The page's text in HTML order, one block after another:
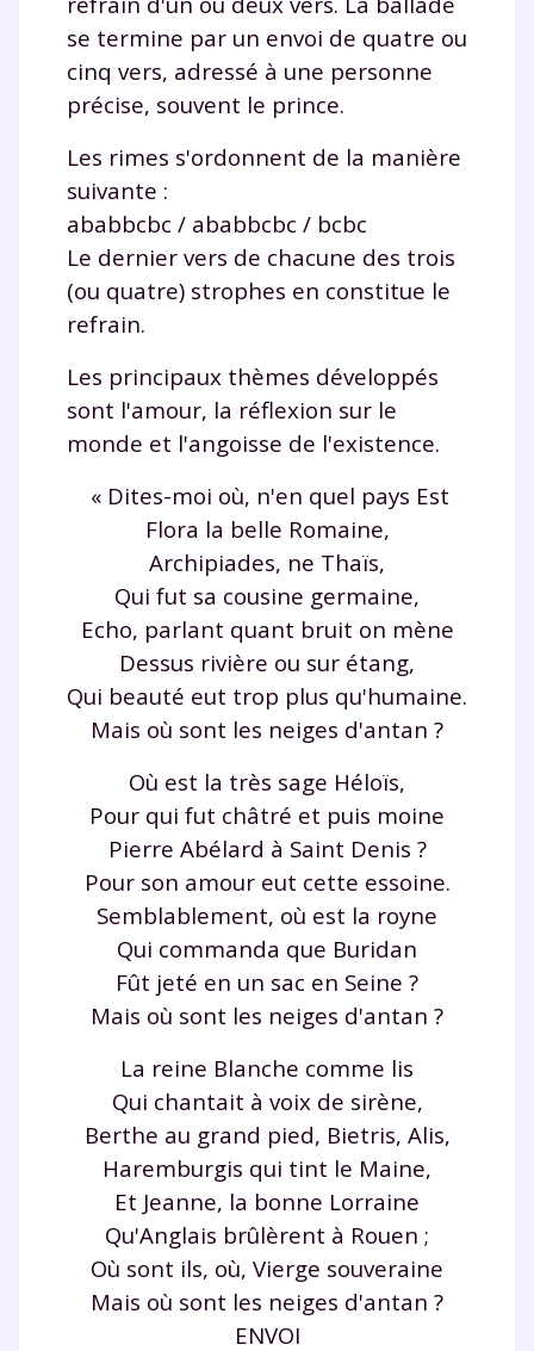
se termine par un envoi de quatre ou
cinq vers, adressé à une personne
précise, souvent le prince.
Les rimes s'ordonnent de la manière
suivante :
ababbcbc / ababbcbc / bcbc
Le dernier vers de chacune des trois
(ou quatre) strophes en constitue le
refrain.
Les principaux thèmes développés
sont l'amour, la réflexion sur le
monde et l'angoisse de l'existence.
« Dites-moi où, n'en quel pays Est
Flora la belle Romaine,
Archipiades, ne Thaïs,
Qui fut sa cousine germaine,
Echo, parlant quant bruit on mène
Dessus rivière ou sur étang,
Qui beauté eut trop plus qu'humaine.
Mais où sont les neiges d'antan ?
Où est la très sage Héloïs,
Pour qui fut châtré et puis moine
Pierre Abélard à Saint Denis ?
Pour son amour eut cette essoine.
Semblablement, où est la royne
Qui commanda que Buridan
Fût jeté en un sac en Seine ?
Mais où sont les neiges d'antan ?
La reine Blanche comme lis
Qui chantait à voix de sirène,
Berthe au grand pied, Bietris, Alis,
Haremburgis qui tint le Maine,
Et Jeanne, la bonne Lorraine
Qu'Anglais brûlèrent à Rouen ;
Où sont ils, où, Vierge souveraine
Mais où sont les neiges d'antan ?
ENVOI